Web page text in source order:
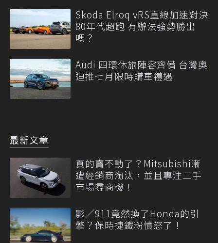
Skoda Elroq vRS直線加速對決
80年代超跑 有辦法強勢勝出
嗎？
Audi 四環休旅陣容齊備 台灣奧
迪推七月限時購車禮遇
最新文章
真的賣不動了？Mitsubishi漸
遭經銷商淘汰，並且專注二手
市場尋商機！
影／911竟然換了Honda的引
擎？保時捷鐵粉憤怒了！